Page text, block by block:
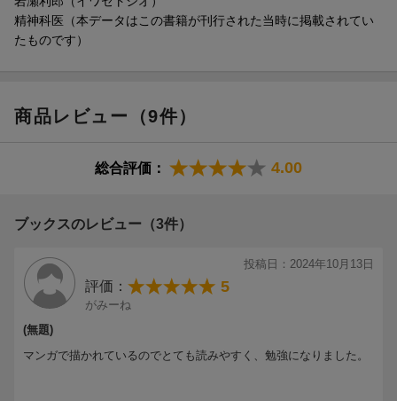
精神科医（本データはこの書籍が刊行された当時に掲載されてい
たものです）
商品レビュー（9件）
総合評価： 4.00
ブックスのレビュー（3件）
投稿日：2024年10月13日
評価： 5
がみーね
(無題)
マンガで描かれているのでとても読みやすく、勉強になりました。